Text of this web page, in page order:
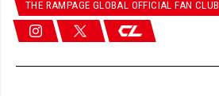
THE RAMPAGE GLOBAL OFFICIAL FAN CLUB